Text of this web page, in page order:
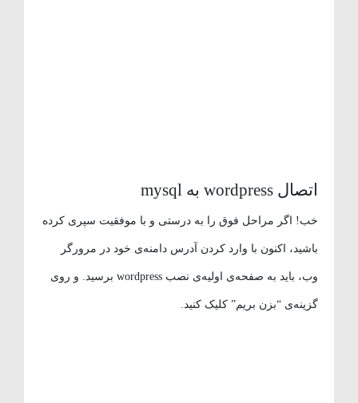
اتصال wordpress به mysql
خب! اگر مراحل فوق را به درستی و با موفقیت سپری کرده
باشید، اکنون با وارد کردن آدرس دامنه‌ی خود در مرورگر
وب، باید به صفحه‌ی اولیه‌ی نصب wordpress برسید. و روی
گزینه‌ی “بزن بریم” کلیک کنید.